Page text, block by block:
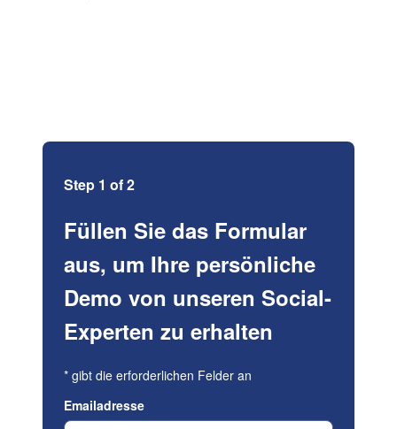
Step 1 of 2
Füllen Sie das Formular
aus, um Ihre persönliche
Demo von unseren Social-
Experten zu erhalten
* gibt die erforderlichen Felder an
Emailadresse